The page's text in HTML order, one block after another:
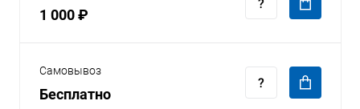
1 000 ₽
Самовывоз
Бесплатно